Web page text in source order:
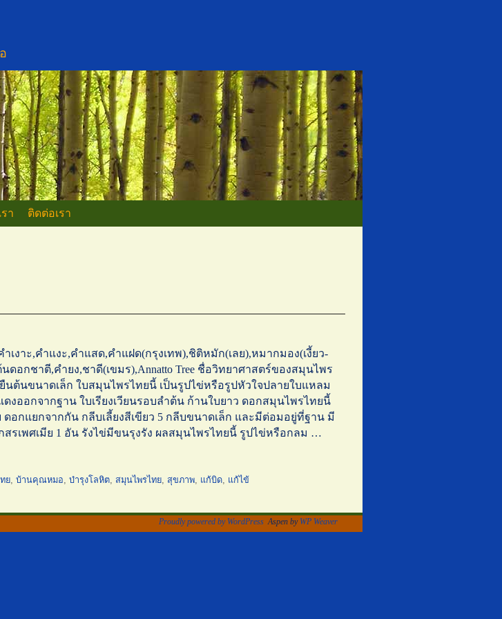
า ติดต่อเรา
งาะ,คำแงะ,คำแสด,คำแฝด(กรุงเทพ),ชิติหมัก(เลย),หมากมอง(เงี้ยว-
อกชาตี,คำยง,ชาดี(เขมร),Annatto Tree ชื่อวิทยาศาสตร์ของสมุนไพร
ยืนต้นขนาดเล็ก ใบสมุนไพรไทยนี้ เป็นรูปไข่หรือรูปหัวใจปลายใบแหลม
งออกจากฐาน ใบเรียงเวียนรอบลำต้น ก้านใบยาว ดอกสมุนไพรไทยนี้
กแยกจากกัน กลีบเลี้ยงสีเขียว 5 กลีบขนาดเล็ก และมีต่อมอยู่ที่ฐาน มี
รเพศเมีย 1 อัน รังไข่มีขนรุงรัง ผลสมุนไพรไทยนี้ รูปไข่หรือกลม …
ย บ้านคุณหมอ บำรุงโลหิต สมุนไพรไทย สุขภาพ แก้บิด แก้ไข้
Proudly powered by WordPress Aspen by WP Weaver